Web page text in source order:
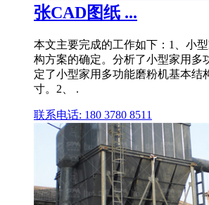
张CAD图纸 ...
本文主要完成的工作如下：1、小
构方案的确定。分析了小型家用多
定了小型家用多功能磨粉机基本结
寸。2、 .
联系电话: 180 3780 8511